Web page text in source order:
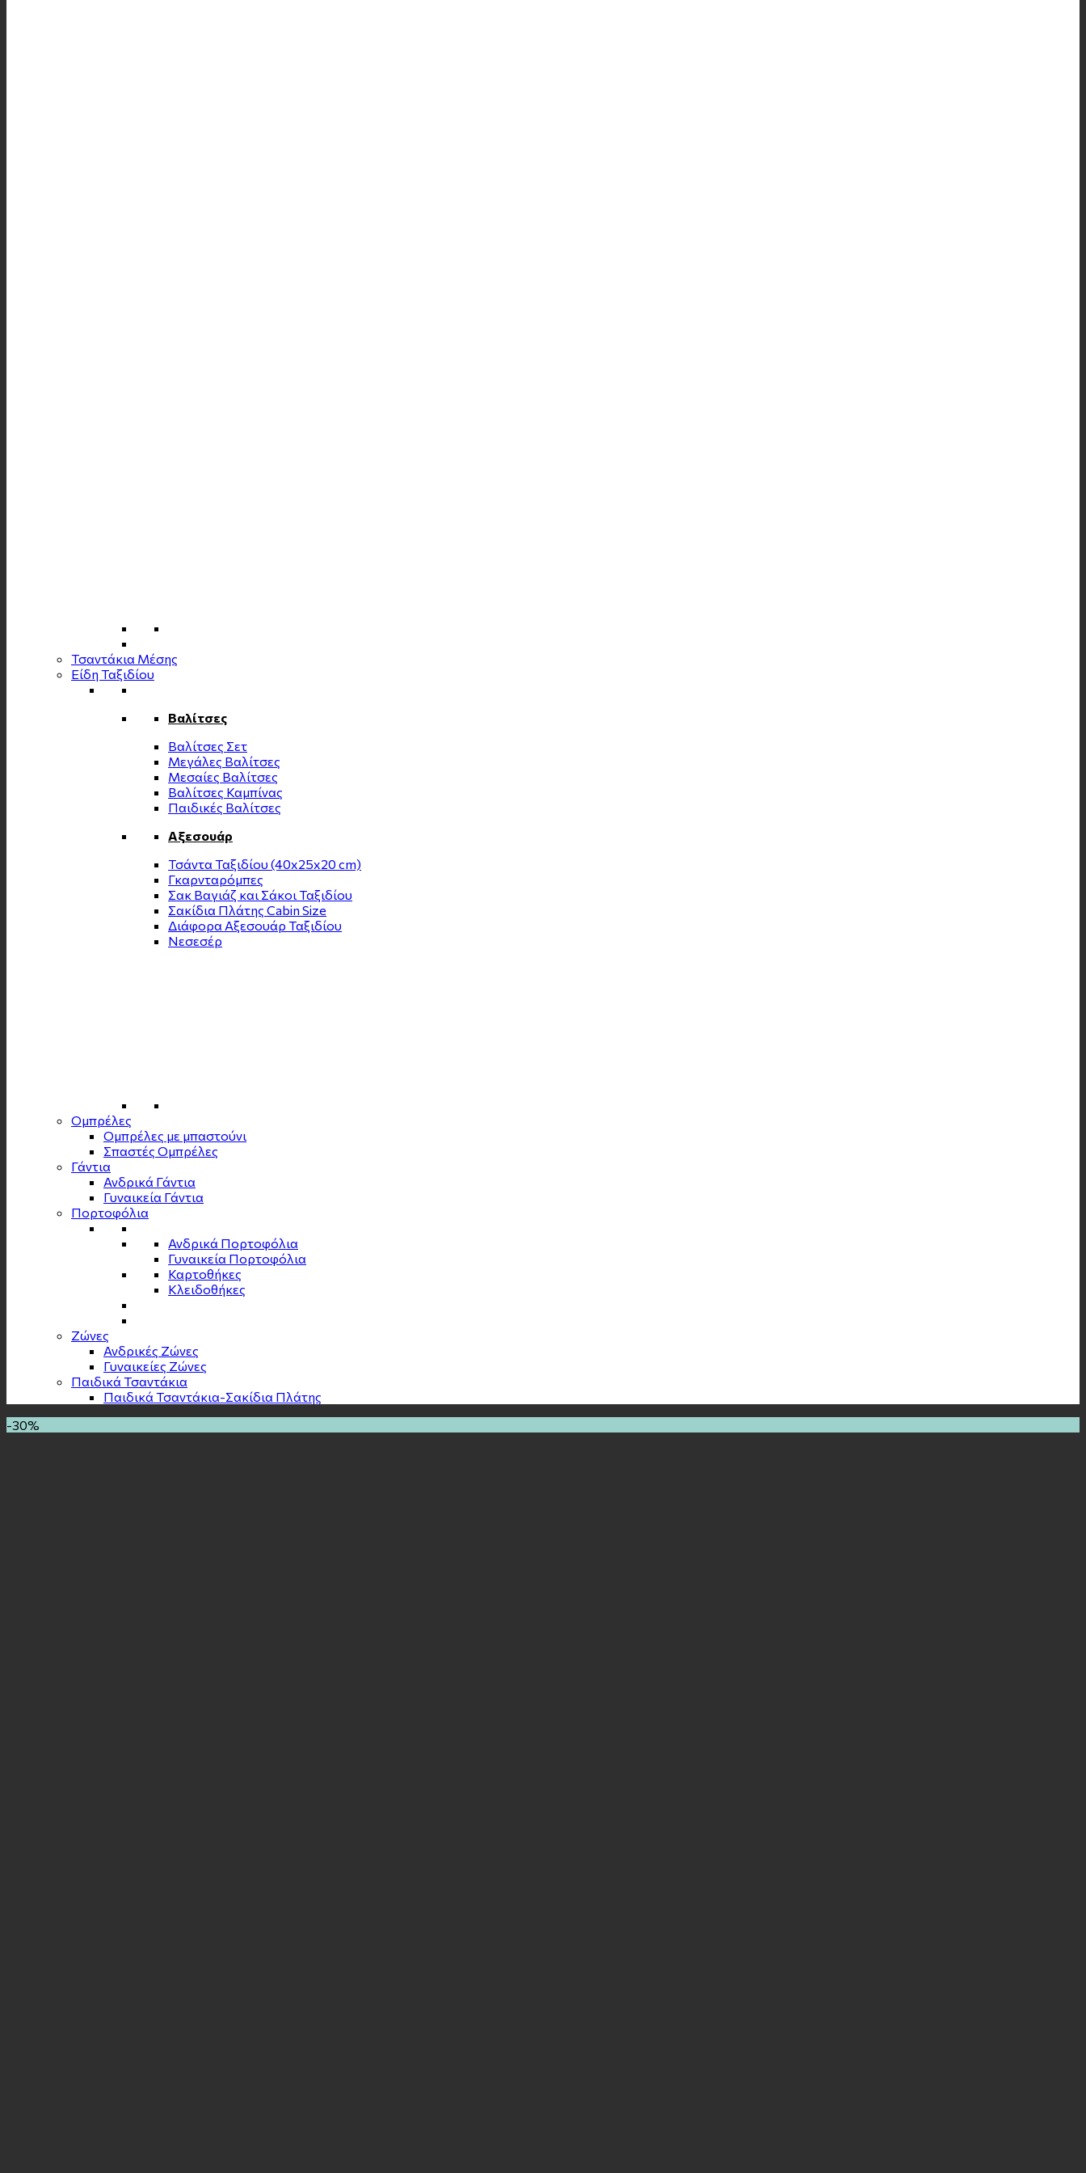
Τσαντάκια Μέσης
Είδη Ταξιδίου
Βαλίτσες
Βαλίτσες Σετ
Μεγάλες Βαλίτσες
Μεσαίες Βαλίτσες
Βαλίτσες Καμπίνας
Παιδικές Βαλίτσες
Αξεσουάρ
Τσάντα Ταξιδίου (40x25x20 cm)
Γκαρνταρόμπες
Σακ Βαγιάζ και Σάκοι Ταξιδίου
Σακίδια Πλάτης Cabin Size
Διάφορα Αξεσουάρ Ταξιδίου
Νεσεσέρ
Ομπρέλες
Ομπρέλες με μπαστούνι
Σπαστές Ομπρέλες
Γάντια
Ανδρικά Γάντια
Γυναικεία Γάντια
Πορτοφόλια
Ανδρικά Πορτοφόλια
Γυναικεία Πορτοφόλια
Καρτοθήκες
Κλειδοθήκες
Zώνες
Ανδρικές Ζώνες
Γυναικείες Ζώνες
Παιδικά Τσαντάκια
Παιδικά Τσαντάκια-Σακίδια Πλάτης
-30%